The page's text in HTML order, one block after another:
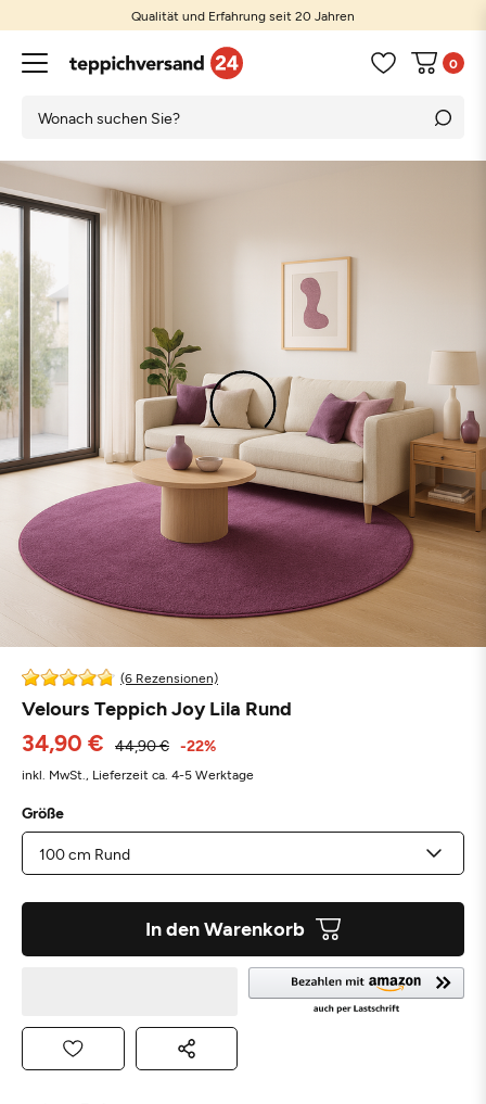
Qualität und Erfahrung seit 20 Jahren
0
(6 Rezensionen)
Velours Teppich Joy Lila Rund
34,90 € 44,90 € -22%
inkl. MwSt., Lieferzeit ca. 4-5 Werktage
Größe
In den Warenkorb